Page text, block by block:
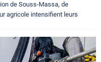
de Souss-Massa, de
agricole intensifient leurs